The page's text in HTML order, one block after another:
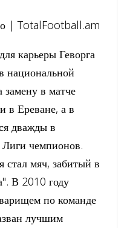
карьеры Геворга
национальной
в матче
в Ереване, а в
дважды в
чемпионов.
мяч, забитый в
В 2010 году
по команде
лучшим